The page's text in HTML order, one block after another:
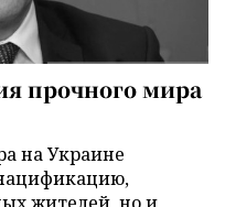
прочного мира
на Украине